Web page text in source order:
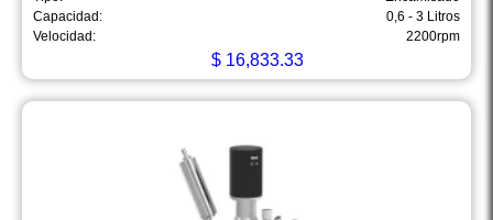
Capacidad:
0,6 - 3 Litros
Velocidad:
2200rpm
$ 16,833.33